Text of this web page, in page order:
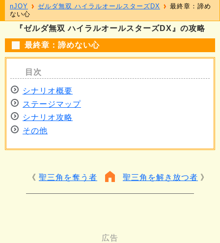
『ゼルダ無双 ハイラルオールスターズDX』の攻略
最終章：諦めない心
シナリオ概要
ステージマップ
シナリオ攻略
その他
聖三角を奪う者 聖三角を解き放つ者
nJOY ゼルダ無双 ハイラルオールスターズDX
最終章：諦め
ない心